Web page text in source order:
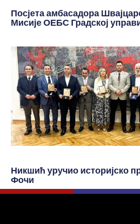
Посјета амбасадора
Мисије ОЕБС Градској
Никшић уручио историјско
Фочи